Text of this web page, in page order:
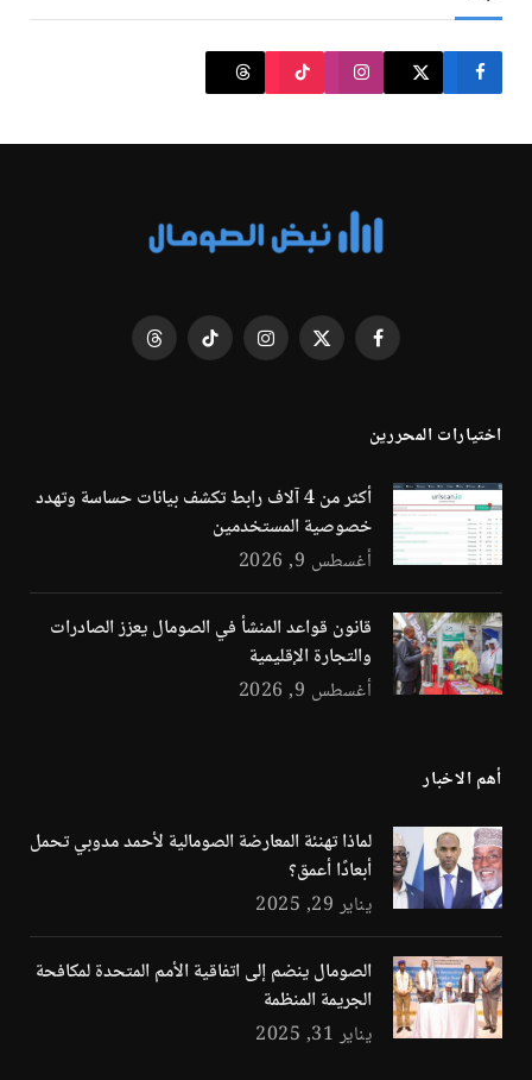
فيسبوك X
الانستغرامتيكتوك Threads
اختيارات المحررين
أكثر من 4 آلاف رابط تكشف بيانات حساسة وتهدد
خصوصية المستخدمين
أغسطس 9, 2026
قانون قواعد المنشأ في الصومال يعزز الصادرات
والتجارة الإقليمية
أغسطس 9, 2026
أهم الاخبار
لماذا تهنئة المعارضة الصومالية لأحمد مدوبي تحمل
أبعادًا أعمق؟
يناير 29, 2025
الصومال ينضم إلى اتفاقية الأمم المتحدة لمكافحة
الجريمة المنظمة
يناير 31, 2025